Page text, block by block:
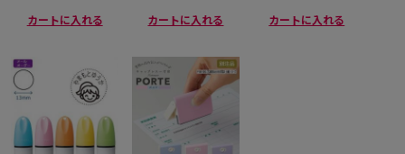
カートに入れる カートに入れる カートに入れる